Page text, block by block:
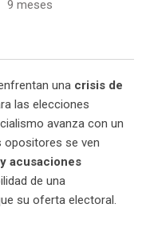
9 meses
una crisis de
las elecciones
avanza con un
opositores se ven
acusaciones
de una
su oferta electoral.